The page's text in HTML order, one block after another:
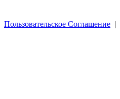
Пользовательское Соглашение |